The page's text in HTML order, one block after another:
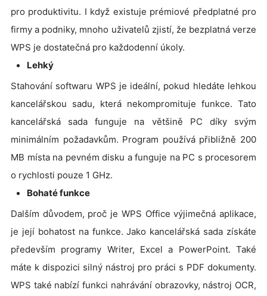
pro produktivitu. I když existuje prémiové předplatné pro
firmy a podniky, mnoho uživatelů zjistí, že bezplatná verze
WPS je dostatečná pro každodenní úkoly.
Lehký
Stahování softwaru WPS je ideální, pokud hledáte lehkou
kancelářskou sadu, která nekompromituje funkce. Tato
kancelářská sada funguje na většině PC díky svým
minimálním požadavkům. Program používá přibližně 200
MB místa na pevném disku a funguje na PC s procesorem
o rychlosti pouze 1 GHz.
Bohaté funkce
Dalším důvodem, proč je WPS Office výjimečná aplikace,
je její bohatost na funkce. Jako kancelářská sada získáte
především programy Writer, Excel a PowerPoint. Také
máte k dispozici silný nástroj pro práci s PDF dokumenty.
WPS také nabízí funkci nahrávání obrazovky, nástroj OCR,